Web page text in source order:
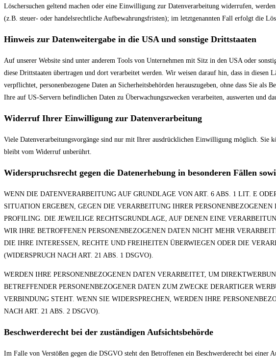
Löschersuchen geltend machen oder eine Einwilligung zur Datenverarbeitung widerrufen,
(z.B. steuer- oder handelsrechtliche Aufbewahrungsfristen); im letztgenannten Fall erfolgt die
Hinweis zur Datenweitergabe in die USA und sonstige Drittstaaten
Auf unserer Website sind unter anderem Tools von Unternehmen mit Sitz in den USA oder
diese Drittstaaten übertragen und dort verarbeitet werden. Wir weisen darauf hin, dass in
verpflichtet, personenbezogene Daten an Sicherheitsbehörden herauszugeben, ohne dass Sie
Ihre auf US-Servern befindlichen Daten zu Überwachungszwecken verarbeiten, auswerten und
Widerruf Ihrer Einwilligung zur Datenverarbeitung
Viele Datenverarbeitungsvorgänge sind nur mit Ihrer ausdrücklichen Einwilligung möglich.
bleibt vom Widerruf unberührt.
Widerspruchsrecht gegen die Datenerhebung in besonderen Fällen
WENN DIE DATENVERARBEITUNG AUF GRUNDLAGE VON ART. 6 ABS. 1 LIT. E
SITUATION ERGEBEN, GEGEN DIE VERARBEITUNG IHRER
PROFILING. DIE JEWEILIGE RECHTSGRUNDLAGE, AUF DENEN EINE
WIR IHRE BETROFFENEN PERSONENBEZOGENEN DATEN NICHT MEHR
DIE IHRE INTERESSEN, RECHTE UND FREIHEITEN ÜBERWIEGEN ODER DIE
(WIDERSPRUCH NACH ART. 21 ABS. 1 DSGVO).
WERDEN IHRE PERSONENBEZOGENEN DATEN VERARBEITET, UM
BETREFFENDER PERSONENBEZOGENER DATEN ZUM ZWECKE DERARTIGER
VERBINDUNG STEHT. WENN SIE WIDERSPRECHEN, WERDEN IHRE
NACH ART. 21 ABS. 2 DSGVO).
Beschwerde­recht bei der zuständigen Aufsichts­behörde
Im Falle von Verstößen gegen die DSGVO steht den Betroffenen ein Beschwerderecht bei einer